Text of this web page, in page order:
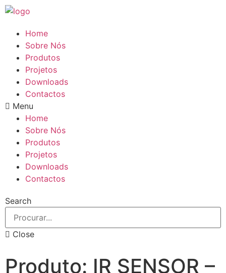
Pular
conteúdo
Home
Sobre Nós
Produtos
Projetos
Downloads
Contactos
Menu
Home
Sobre Nós
Produtos
Projetos
Downloads
Contactos
Search
Close
Produto: IR SENSOR –